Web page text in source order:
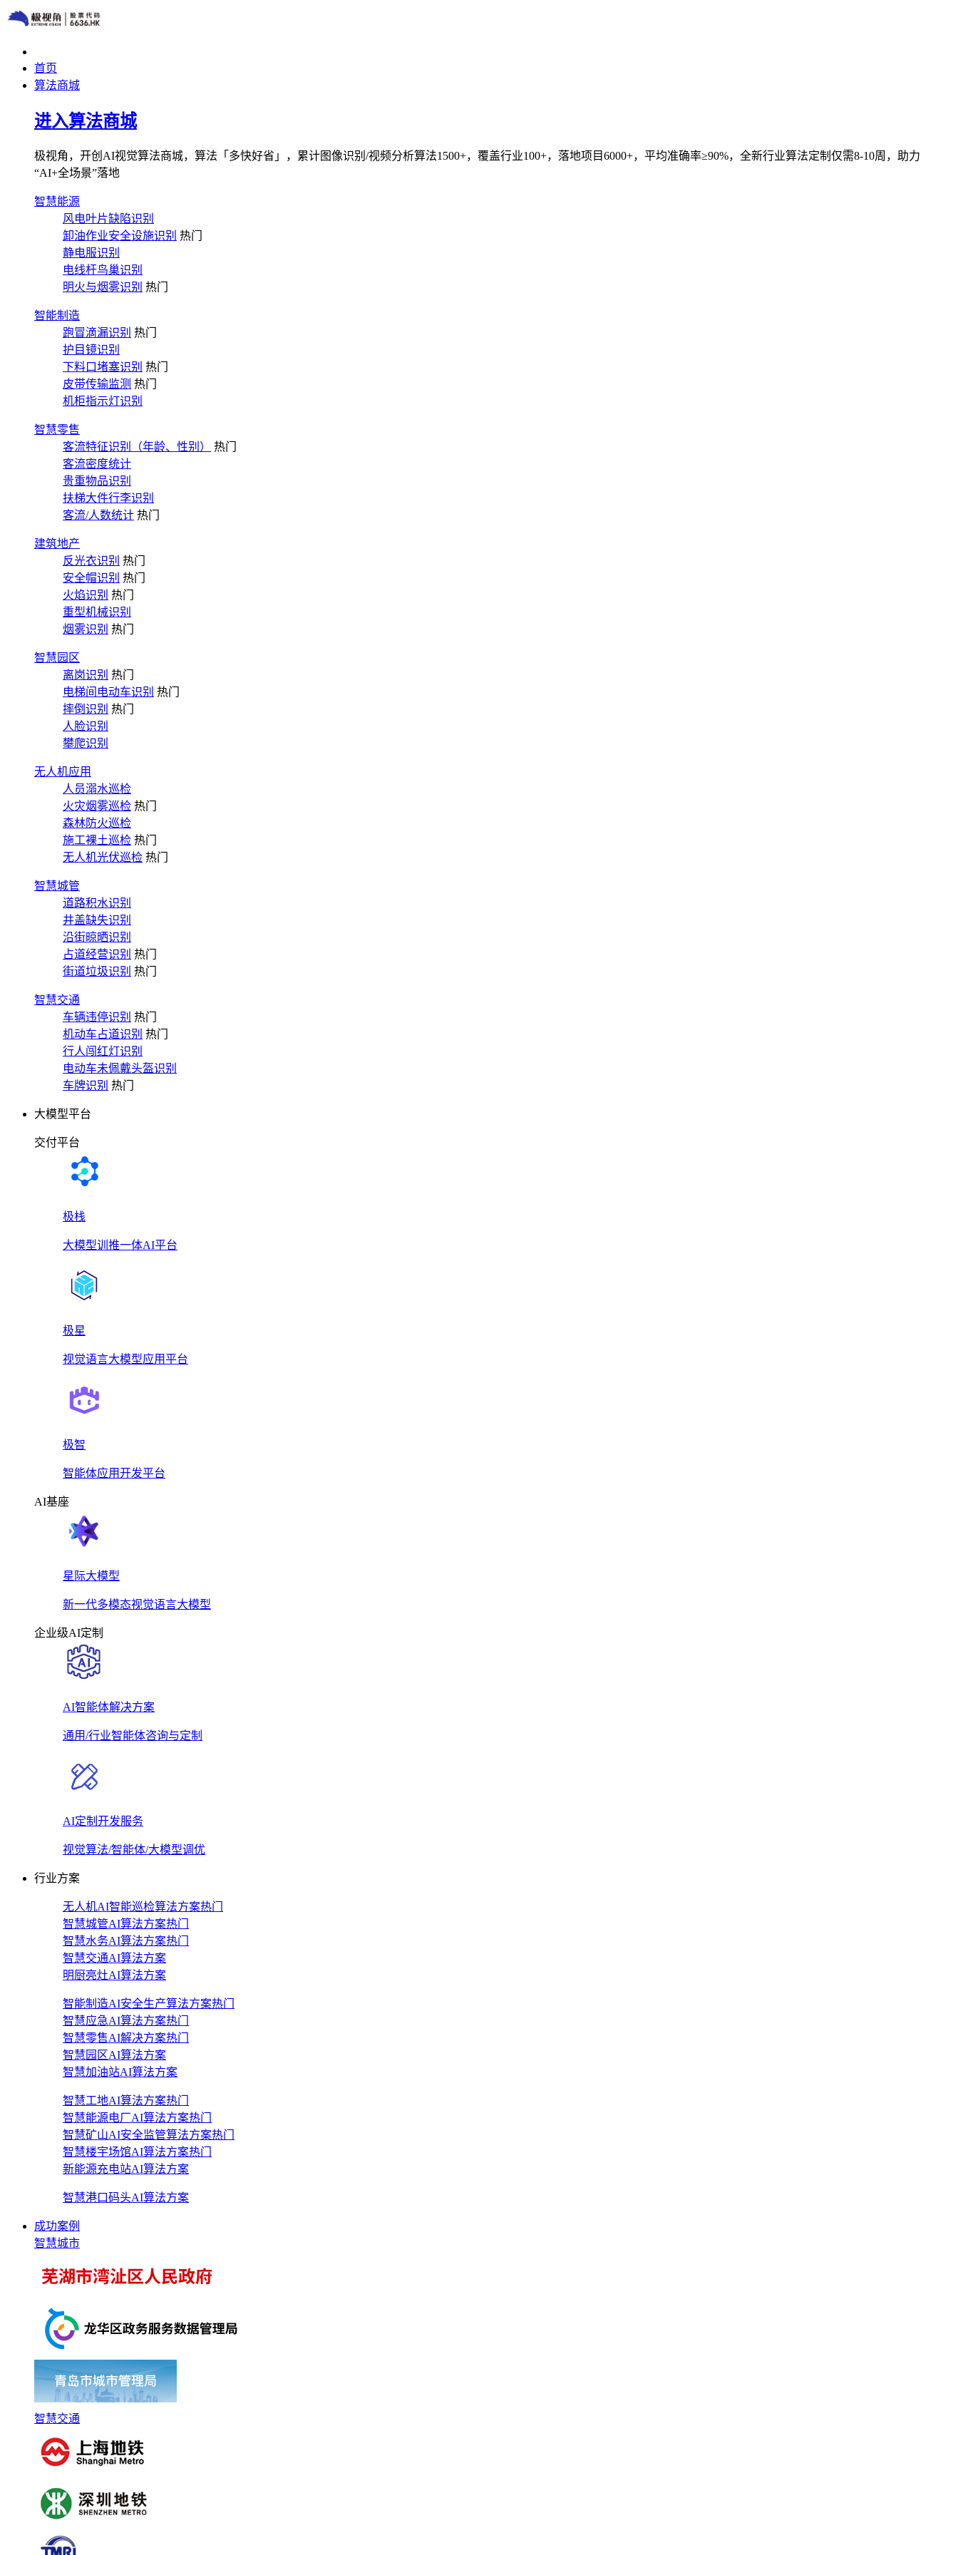
首页
算法商城
进入算法商城
极视角，开创AI视觉算法商城，算法「多快好省」，累计图像识别/视频分析算法1500+，覆盖行业100+，落地项目6000+，平均准确率≥90%，全新行业算法定制仅需8-10周，助力
“AI+全场景”落地
智慧能源
风电叶片缺陷识别
卸油作业安全设施识别 热门
静电服识别
电线杆鸟巢识别
明火与烟雾识别 热门
智能制造
跑冒滴漏识别 热门
护目镜识别
下料口堵塞识别 热门
皮带传输监测 热门
机柜指示灯识别
智慧零售
客流特征识别（年龄、性别）
热门
客流密度统计
贵重物品识别
扶梯大件行李识别
客流/人数统计 热门
建筑地产
反光衣识别 热门
安全帽识别 热门
火焰识别 热门
重型机械识别
烟雾识别 热门
智慧园区
离岗识别 热门
电梯间电动车识别 热门
摔倒识别 热门
人脸识别
攀爬识别
无人机应用
人员溺水巡检
火灾烟雾巡检 热门
森林防火巡检
施工裸土巡检 热门
无人机光伏巡检 热门
智慧城管
道路积水识别
井盖缺失识别
沿街晾晒识别
占道经营识别 热门
街道垃圾识别 热门
智慧交通
车辆违停识别 热门
机动车占道识别 热门
行人闯红灯识别
电动车未佩戴头盔识别
车牌识别 热门
大模型平台
交付平台
极栈
大模型训推一体AI平台
极星
视觉语言大模型应用平台
极智
智能体应用开发平台
AI基座
星际大模型
新一代多模态视觉语言大模型
企业级AI定制
AI智能体解决方案
通用/行业智能体咨询与定制
AI定制开发服务
视觉算法/智能体/大模型调优
行业方案
无人机AI智能巡检算法方案热门
智慧城管AI算法方案热门
智慧水务AI算法方案热门
智慧交通AI算法方案
明厨亮灶AI算法方案
智能制造AI安全生产算法方案热门
智慧应急AI算法方案热门
智慧零售AI解决方案热门
智慧园区AI算法方案
智慧加油站AI算法方案
智慧工地AI算法方案热门
智慧能源电厂AI算法方案热门
智慧矿山AI安全监管算法方案热门
智慧楼宇场馆AI算法方案热门
新能源充电站AI算法方案
智慧港口码头AI算法方案
成功案例
智慧城市
智慧交通